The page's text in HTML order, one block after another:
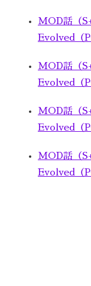
MOD話（
Evolved（
MOD話（
Evolved（
MOD話（
Evolved（
MOD話（
Evolved（